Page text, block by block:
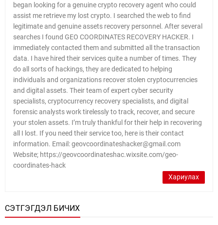
began looking for a genuine crypto recovery agent who could
assist me retrieve my lost crypto. I searched the web to find
legitimate and genuine assets recovery personnel. After several
searches I found GEO COORDINATES RECOVERY HACKER. I
immediately contacted them and submitted all the transaction
data. I have hired their services quite a number of times. They
do all sorts of hackings, they are dedicated to helping
individuals and organizations recover stolen cryptocurrencies
and digital assets. Their team of expert cyber security
specialists, cryptocurrency recovery specialists, and digital
forensic analysts work tirelessly to track, recover, and secure
your stolen assets. I’m truly thankful for their help in recovering
all I lost. If you need their service too, here is their contact
information. Email: geovcoordinateshacker@gmail.com
Website; https://geovcoordinateshac.wixsite.com/geo-
coordinates-hack
Хариулах
СЭТГЭГДЭЛ БИЧИХ